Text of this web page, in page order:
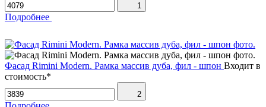
1
Подробнее
Фасад Rimini Modern. Рамка массив дуба, фил - шпон Входит в
стоимость*
2